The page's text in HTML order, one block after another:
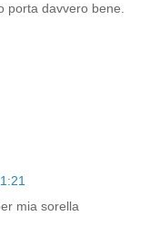
porta davvero bene.
mia sorella